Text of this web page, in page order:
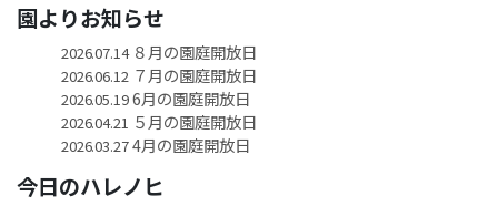
園よりお知らせ
2026.07.14８月の園庭開放日
2026.06.12 ７月の園庭開放日
2026.05.196月の園庭開放日
2026.04.21 ５月の園庭開放日
2026.03.274月の園庭開放日
今日のハレノヒ